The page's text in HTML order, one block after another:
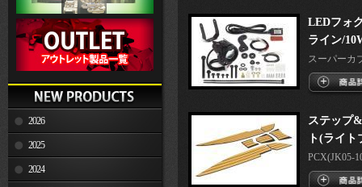
2026
2025
2024
LEDフォ
ライン/
スーパーカ
ステップ
ト(ライ
PCX(JK05-